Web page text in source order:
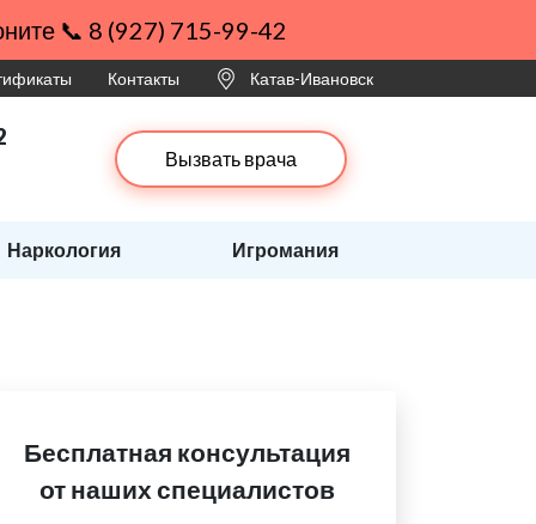
📞 8 (927) 715-99-42
Контакты Катав-Ивановск
Вызвать врача
Наркология Игромания
Бесплатная консультация
от наших специалистов